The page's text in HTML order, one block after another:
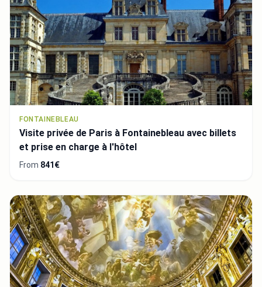
FONTAINEBLEAU
Visite privée de Paris à Fontainebleau avec billets
et prise en charge à l'hôtel
From 841€